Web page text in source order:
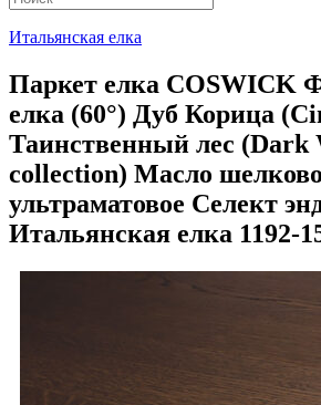
Итальянская елка
Паркет елка COSWICK
елка (60°) Дуб Корица
Таинственный лес (Dark
collection) Масло
ультраматовое Селект
Итальянская елка 1192-